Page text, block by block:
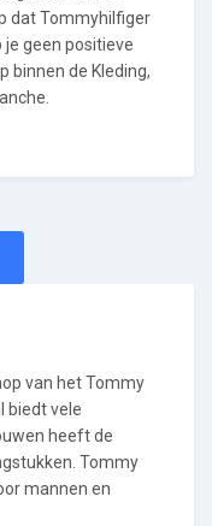
dat Tommyhilfiger
je geen positieve
binnen de Kleding,
van het Tommy
biedt vele
heeft de
Tommy
mannen en